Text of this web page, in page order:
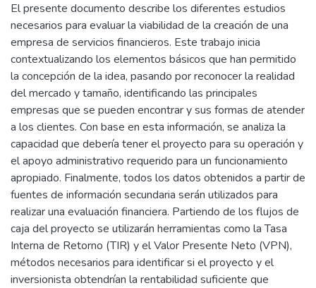
El presente documento describe los diferentes estudios
necesarios para evaluar la viabilidad de la creación de una
empresa de servicios financieros. Este trabajo inicia
contextualizando los elementos básicos que han permitido
la concepción de la idea, pasando por reconocer la realidad
del mercado y tamaño, identificando las principales
empresas que se pueden encontrar y sus formas de atender
a los clientes. Con base en esta información, se analiza la
capacidad que debería tener el proyecto para su operación y
el apoyo administrativo requerido para un funcionamiento
apropiado. Finalmente, todos los datos obtenidos a partir de
fuentes de información secundaria serán utilizados para
realizar una evaluación financiera. Partiendo de los flujos de
caja del proyecto se utilizarán herramientas como la Tasa
Interna de Retorno (TIR) y el Valor Presente Neto (VPN),
métodos necesarios para identificar si el proyecto y el
inversionista obtendrían la rentabilidad suficiente que